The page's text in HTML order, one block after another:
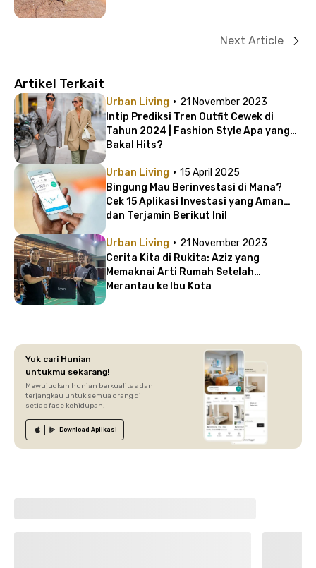
Next Article
Artikel Terkait
Urban Living · 21 November 2023
Intip Prediksi Tren Outfit Cewek di
Tahun 2024 | Fashion Style Apa yang
Bakal Hits?
Urban Living · 15 April 2025
Bingung Mau Berinvestasi di Mana?
Cek 15 Aplikasi Investasi yang Aman
dan Terjamin Berikut Ini!
Urban Living · 21 November 2023
Cerita Kita di Rukita: Aziz yang
Memaknai Arti Rumah Setelah
Merantau ke Ibu Kota
Yuk cari Hunian
untukmu sekarang!
Mewujudkan hunian berkualitas dan
terjangkau untuk semua orang di
setiap fase kehidupan.
Download Aplikasi